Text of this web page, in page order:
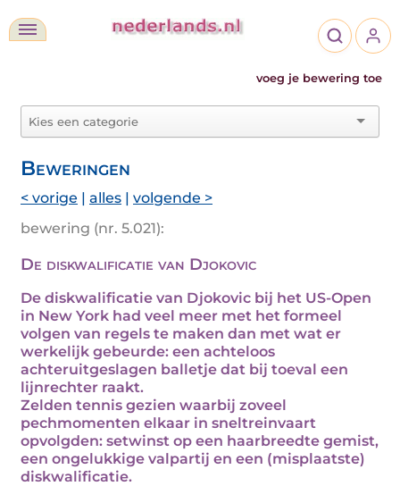
voeg je bewering toe
Beweringen
< vorige | alles | volgende >
bewering (nr. 5.021):
De diskwalificatie van Djokovic
De diskwalificatie van Djokovic bij het US-Open
in New York had veel meer met het formeel
volgen van regels te maken dan met wat er
werkelijk gebeurde: een achteloos
achteruitgeslagen balletje dat bij toeval een
lijnrechter raakt.
Zelden tennis gezien waarbij zoveel
pechmomenten elkaar in sneltreinvaart
opvolgden: setwinst op een haarbreedte gemist,
een ongelukkige valpartij en een (misplaatste)
diskwalificatie.